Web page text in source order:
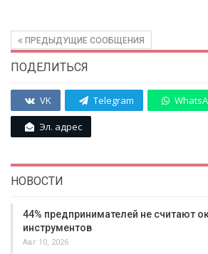
ПРЕДЫДУЩИЕ СООБЩЕНИЯ
ПОДЕЛИТЬСЯ
VK Telegram
Эл. адрес
НОВОСТИ
44% предпринимателей не считают
инструментов
Авг 10, 2026